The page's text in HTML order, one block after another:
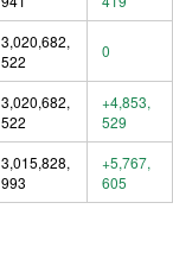
3,020,682,
522
0
3,020,682,
522
+4,853,
529
3,015,828,
993
+5,767,
605